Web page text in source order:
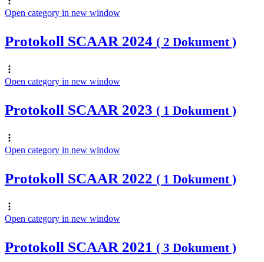
Open category in new window
Protokoll SCAAR 2024 ( 2 Dokument )
Open category in new window
Protokoll SCAAR 2023 ( 1 Dokument )
Open category in new window
Protokoll SCAAR 2022 ( 1 Dokument )
Open category in new window
Protokoll SCAAR 2021 ( 3 Dokument )